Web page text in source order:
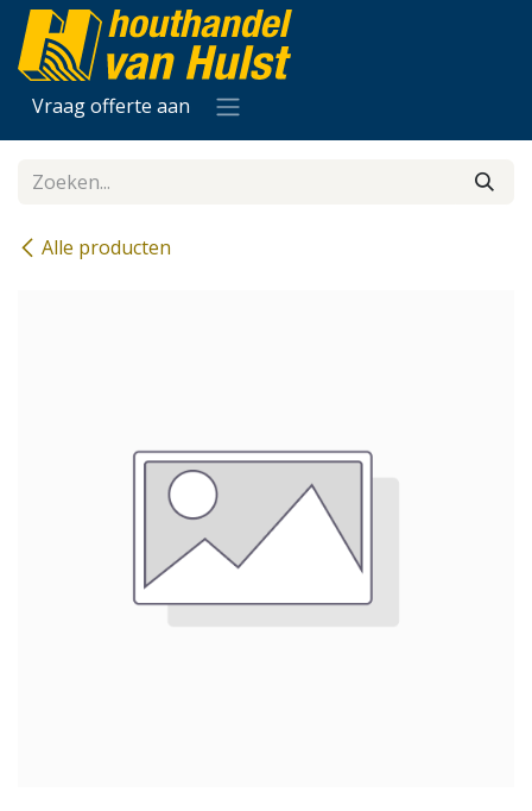
Overslaan naar inhoud
Vraag offerte aan
Alle producten